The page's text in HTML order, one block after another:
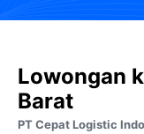
Lowongan
Barat
PT Cepat Logistic